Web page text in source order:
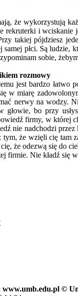
że wykorzystują
rekruterki i wciskanie
takiej pójdziesz
samej płci. Są
sobie,
rozmowy
jest bardzo łatwo
w miarę
nerwy na wodzy.
głowie, bo przy
firmy, w której
nie nadchodzi
tym, że wzięli cię tam
że odezwą się do
firmie. Nie kładź się
www.umb.edu.pl ©